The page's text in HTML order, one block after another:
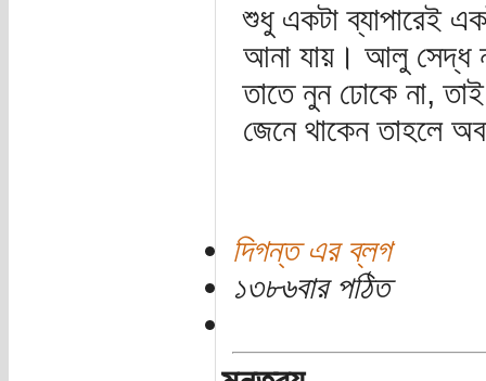
শুধু একটা ব্যাপারেই
আনা যায়। আলু সেদ্ধ
তাতে নুন ঢোকে না,
জেনে থাকেন তাহলে
দিগন্ত এর ব্লগ
১৩৮৬বার পঠিত